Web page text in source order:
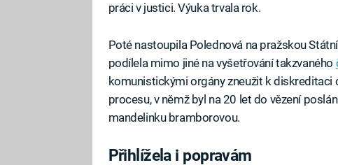
práci v justici. Výuka trvala rok.
Poté nastoupila Polednová na pražskou
podílela mimo jiné na vyšetřování takzvaného
komunistickými orgány zneužit k diskreditaci
procesu, v němž byl na 20 let do vězení
mandelinku bramborovou.
Přihlížela i popravám